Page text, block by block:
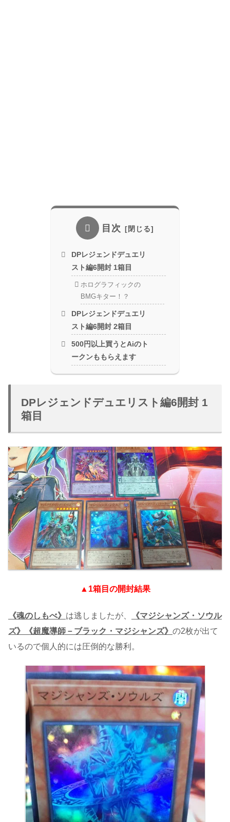
目次
DPレジェンドデュエリ
スト編6開封 1箱目
ホログラフィックの
BMGキター！？
DPレジェンドデュエリ
スト編6開封 2箱目
500円以上買うとAiのト
ークンももらえます
DPレジェンドデュエリスト編6開封 1
箱目
▲1箱目の開封結果
《魂のしもべ》 は逃しましたが、
《マジシャンズ・ソウル
ズ》《超魔導師－ブラック・マジシャンズ》 の2枚が出て
いるので個人的には圧倒的な勝利。